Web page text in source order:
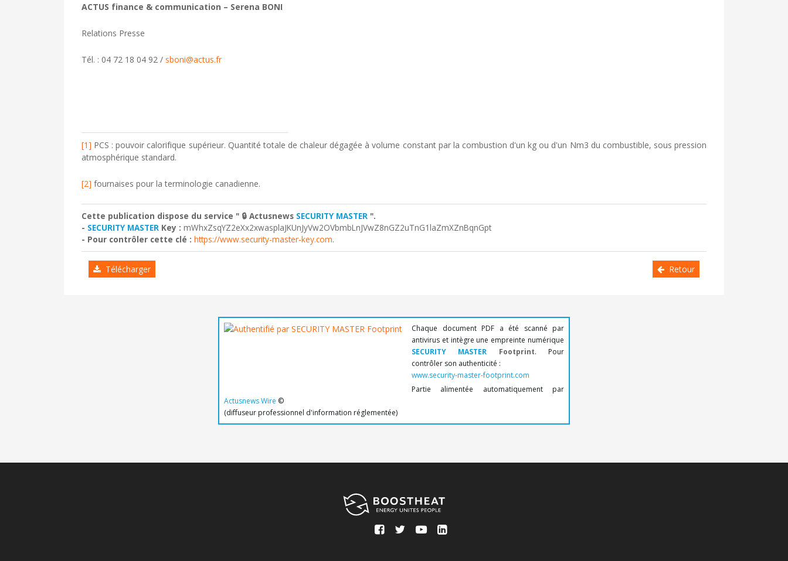
ACTUS finance & communication – Serena BONI
Relations Presse
Tél. : 04 72 18 04 92 / sboni@actus.fr
[1] PCS : pouvoir calorifique supérieur. Quantité totale de chaleur dégagée à volume constant par la combustion d'un kg ou d'un Nm3 du combustible, sous pression
atmosphérique standard.
[2] fournaises pour la terminologie canadienne.
Cette publication dispose du service " 🔒 Actusnews SECURITY MASTER ".
- SECURITY MASTER Key : mWhxZsqYZ2eXx2xwasplaJKUnJyVw2OVbmbLnJVwZ8nGZ2uTnG1laZmXZnBqnGpt
- Pour contrôler cette clé : https://www.security-master-key.com.
Télécharger Retour
Chaque document PDF a été scanné par
antivirus et intègre une empreinte numérique
SECURITY MASTER Footprint. Pour
contrôler son authenticité :
www.security-master-footprint.com
Partie alimentée automatiquement par
Actusnews Wire ©
(diffuseur professionnel d'information réglementée)